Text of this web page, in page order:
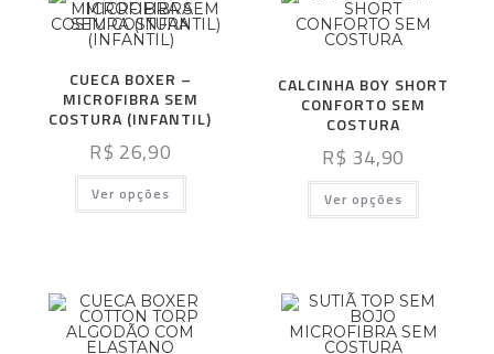
CUECA BOXER –
MICROFIBRA SEM
COSTURA (INFANTIL)
R$ 26,90
Ver opções
CALCINHA BOY SHORT
CONFORTO SEM
COSTURA
R$ 34,90
Ver opções